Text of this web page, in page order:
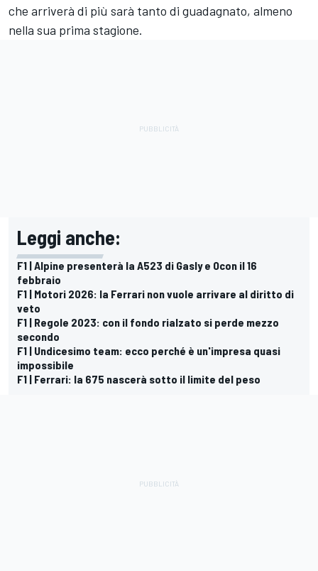
che arriverà di più sarà tanto di guadagnato, almeno
nella sua prima stagione.
Leggi anche:
F1 | Alpine presenterà la A523 di Gasly e Ocon il 16
febbraio
F1 | Motori 2026: la Ferrari non vuole arrivare al diritto di
veto
F1 | Regole 2023: con il fondo rialzato si perde mezzo
secondo
F1 | Undicesimo team: ecco perché è un'impresa quasi
impossibile
F1 | Ferrari: la 675 nascerà sotto il limite del peso